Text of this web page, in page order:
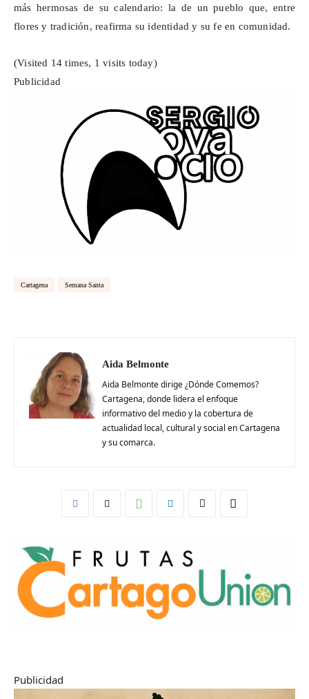
más hermosas de su calendario: la de un pueblo que, entre
flores y tradición, reafirma su identidad y su fe en comunidad.
(Visited 14 times, 1 visits today)
Publicidad
Cartagena Semana Santa
Aida Belmonte
Aida Belmonte dirige ¿Dónde Comemos?
Cartagena, donde lidera el enfoque
informativo del medio y la cobertura de
actualidad local, cultural y social en Cartagena
y su comarca.
Publicidad